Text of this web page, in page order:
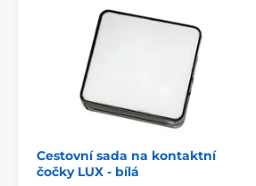
Cestovní sada na kontaktní
čočky LUX - bílá